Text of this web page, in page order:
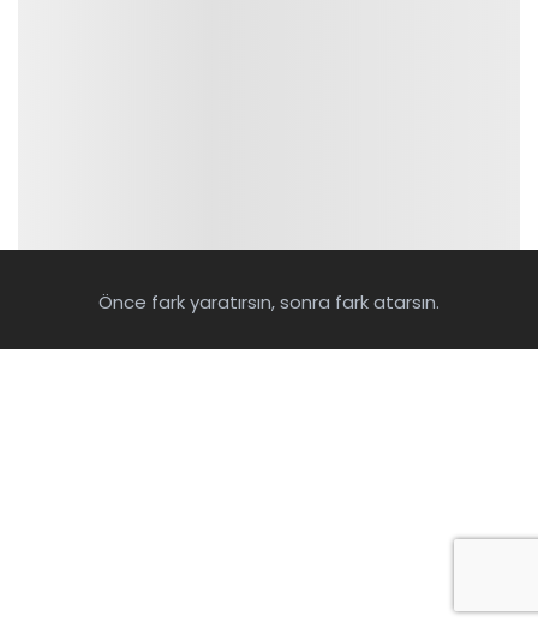
Önce fark yaratırsın, sonra fark atarsın.